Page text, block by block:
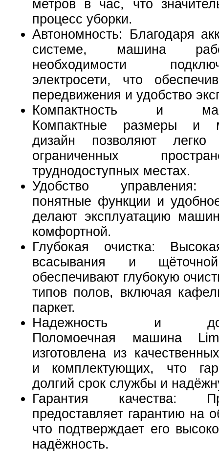
метров в час, что
процесс уборки.
Автономность: Благодаря
системе, машина
необходимости
электросети, что
передвижения и удобство
Компактность и
Компактные размеры и
дизайн позволяют легко
ограниченных
труднодоступных местах.
Удобство управления:
понятные функции и
делают эксплуатацию
комфортной.
Глубокая очистка:
всасывания и
обеспечивают глубокую
типов полов, включая
паркет.
Надежность и
Поломоечная машина
изготовлена из
и комплектующих, что
долгий срок службы и
Гарантия качества:
предоставляет гарантию на
что подтверждает его
надёжность.